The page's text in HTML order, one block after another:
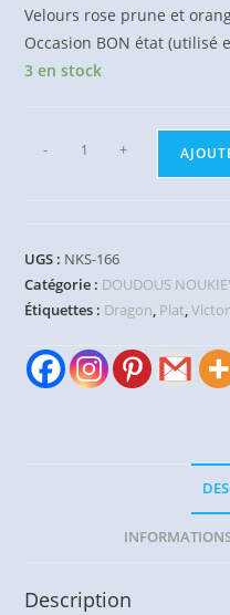
Velours rose prune et
Occasion BON état (utilisé
3 en stock
quantité
Dragon
Victoria
prune
orange
NOUKIE'S
- +
UGS : NKS-166
Catégorie : DOUDOUS
Étiquettes : Dragon, Plat,
Description